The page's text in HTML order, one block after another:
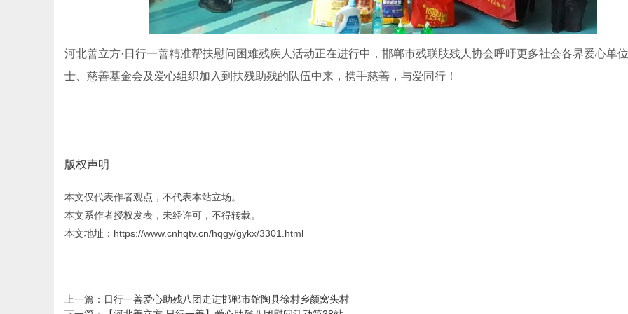
河北善立方·日行一善精准帮扶慰问困难残疾人活动正在进行中，邯郸市残联肢残人协会呼吁更多社会各界爱心单
士、慈善基金会及爱心组织加入到扶残助残的队伍中来，携手慈善，与爱同行！
版权声明
本文仅代表作者观点，不代表本站立场。
本文系作者授权发表，未经许可，不得转载。
本文地址：https://www.cnhqtv.cn/hqgy/gykx/3301.html
上一篇： 日行一善爱心助残八团走进邯郸市馆陶县徐村乡颜窝头村